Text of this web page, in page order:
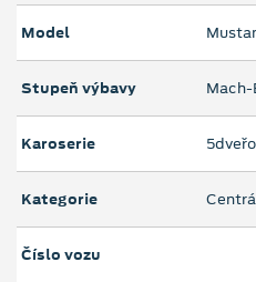
Model
Stupeň výbavy Mach-
Karoserie
Kategorie
Číslo vozu